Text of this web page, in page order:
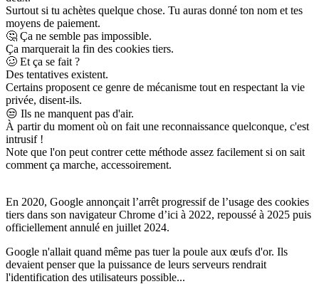
Surtout si tu achètes quelque chose. Tu auras donné ton nom et tes
moyens de paiement.
🤔 Ça ne semble pas impossible.
Ça marquerait la fin des cookies tiers.
🥴 Et ça se fait ?
Des tentatives existent.
Certains proposent ce genre de mécanisme tout en respectant la vie
privée, disent-ils.
😒 Ils ne manquent pas d'air.
À partir du moment où on fait une reconnaissance quelconque, c'est
intrusif !
Note que l'on peut contrer cette méthode assez facilement si on sait
comment ça marche, accessoirement.
En 2020, Google annonçait l’arrêt progressif de l’usage des cookies
tiers dans son navigateur Chrome d’ici à 2022, repoussé à 2025 puis
officiellement annulé en juillet 2024.
Google n'allait quand même pas tuer la poule aux œufs d'or. Ils
devaient penser que la puissance de leurs serveurs rendrait
l'identification des utilisateurs possible...